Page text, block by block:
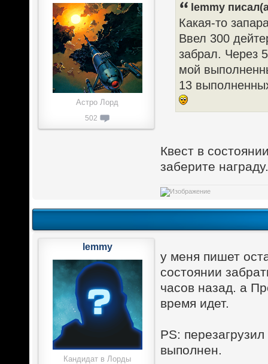
lemmy
Какая-то
Ввел 300
забрал. Через
мой
13
Квест в
заберите
Астро Лорд
502
у меня пишет
состоянии
часов назад. а
время идет.
PS:
выполнен.
lemmy
Кандидат в Лорды